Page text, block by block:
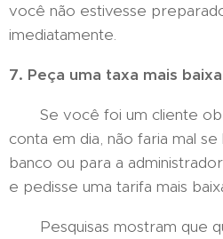
você não estivesse
imediatamente.
7. Peça uma taxa mais baixa
Se você foi um cliente
conta em dia, não faria mal
banco ou para a
e pedisse uma tarifa mais
Pesquisas mostram que